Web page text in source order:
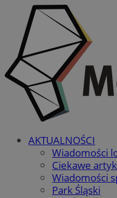
AKTUALNOŚCI
Wiadomości
Ciekawe
Wiadomości
Park Śląski